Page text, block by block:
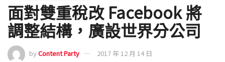
面對雙重稅改 Facebook 將
調整結構，廣設世界分公司
byContent Party 2017 年 12 月 14 日